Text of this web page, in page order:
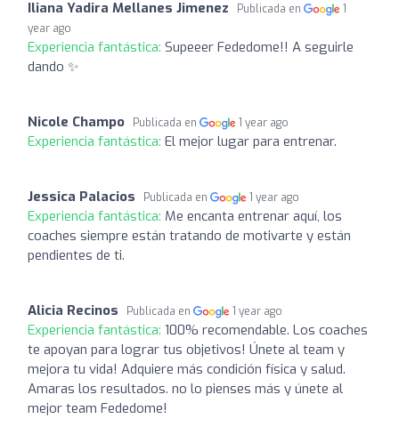
Iliana Yadira Mellanes Jimenez Publicada en
1
year ago
Experiencia fantástica: Supeeer Fededome!! A seguirle
dando ✨
Nicole Champo Publicada en 1 year ago
Experiencia fantástica: El mejor lugar para entrenar.
Jessica Palacios Publicada en 1 year ago
Experiencia fantástica: Me encanta entrenar aquí, los
coaches siempre están tratando de motivarte y están
pendientes de ti.
Alicia Recinos Publicada en 1 year ago
Experiencia fantástica: 100% recomendable. Los coaches
te apoyan para lograr tus objetivos! Únete al team y
mejora tu vida! Adquiere más condición física y salud.
Amaras los resultados. no lo pienses más y únete al
mejor team Fededome!